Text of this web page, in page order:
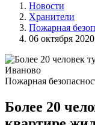
Новости
Хранители
Пожарная
06 октября 2020
Пожарная
Более 20